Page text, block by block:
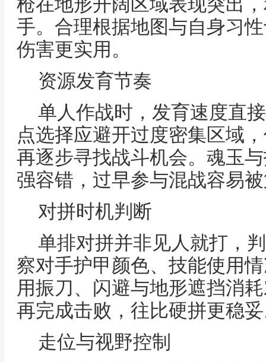
手。合理根据地图与自身习
伤害更实用。
资源发育节奏
单人作战时，发育速度直
点选择应避开过度密集区域
再逐步寻找战斗机会。魂玉
强容错，过早参与混战容易
对拼时机判断
单排对拼并非见人就打，
察对手护甲颜色、技能使用
用振刀、闪避与地形遮挡消
再完成击败，往比硬拼更稳
走位与视野控制